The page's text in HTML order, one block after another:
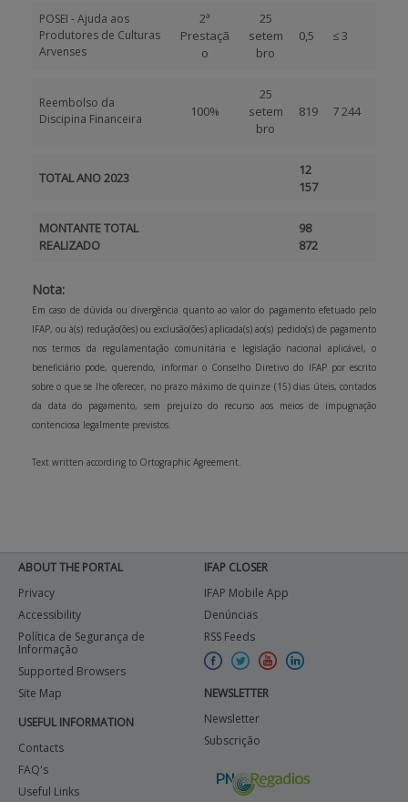
POSEI - Ajuda aos
Produtores de Culturas
Arvenses
2ª
Prestaçã
o
25
setem
bro
0,5 ≤ 3
Reembolso da
Discipina Financeira
100%
25
setem
bro
819 7 244
TOTAL ANO 2023
12
157
MONTANTE TOTAL
REALIZADO
98
872
Nota:
Em caso de dúvida ou divergência quanto ao valor do pagamento efetuado pelo
IFAP, ou à(s) redução(ões) ou exclusão(ões) aplicada(s) ao(s) pedido(s) de pagamento
nos termos da regulamentação comunitária e legislação nacional aplicável, o
beneficiário pode, querendo, informar o Conselho Diretivo do IFAP por escrito
sobre o que se lhe oferecer, no prazo máximo de quinze (15) dias úteis, contados
da data do pagamento, sem prejuízo do recurso aos meios de impugnação
contenciosa legalmente previstos.
Text written according to Ortographic Agreement.
ABOUT THE PORTAL
Privacy
Accessibility
Política de Segurança de
Informação
Supported Browsers
Site Map
USEFUL INFORMATION
Contacts
FAQ's
Useful Links
IFAP CLOSER
IFAP Mobile App
Denúncias
RSS Feeds
NEWSLETTER
Newsletter
Subscrição